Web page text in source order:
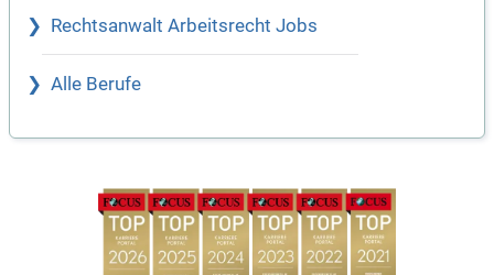
Rechtsanwalt Arbeitsrecht Jobs
Alle Berufe